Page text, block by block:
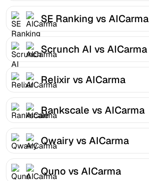
SE Ranking vs AICarma
Scrunch AI vs AICarma
Relixir vs AICarma
Rankscale vs AICarma
Qwairy vs AICarma
Quno vs AICarma